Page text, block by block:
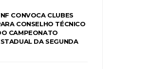
CONVOCA CLUBES
CONSELHO TÉCNICO
CAMPEONATO
DA SEGUNDA